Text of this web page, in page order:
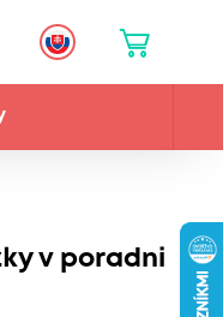
v poradni